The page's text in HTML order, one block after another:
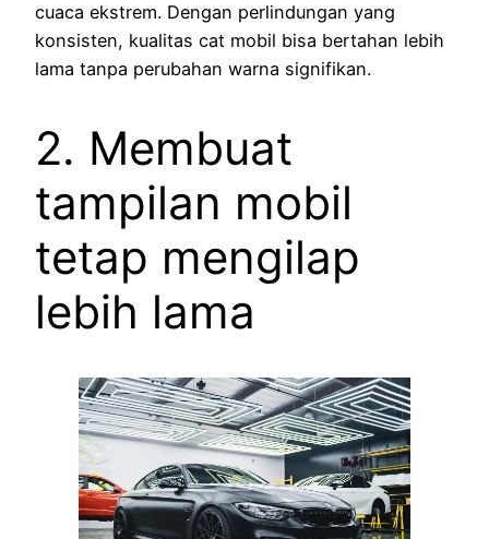
cuaca ekstrem. Dengan perlindungan yang
konsisten, kualitas cat mobil bisa bertahan lebih
lama tanpa perubahan warna signifikan.
2. Membuat
tampilan mobil
tetap mengilap
lebih lama